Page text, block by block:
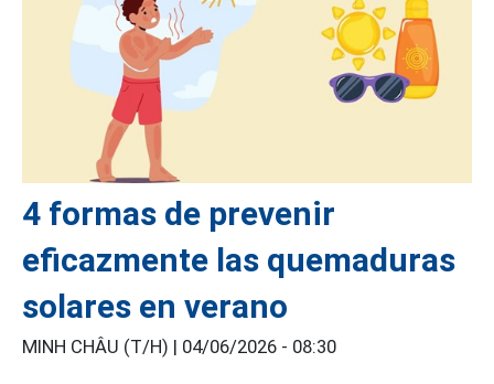
4 formas de prevenir
eficazmente las quemaduras
solares en verano
MINH CHÂU (T/H) | 04/06/2026 - 08:30